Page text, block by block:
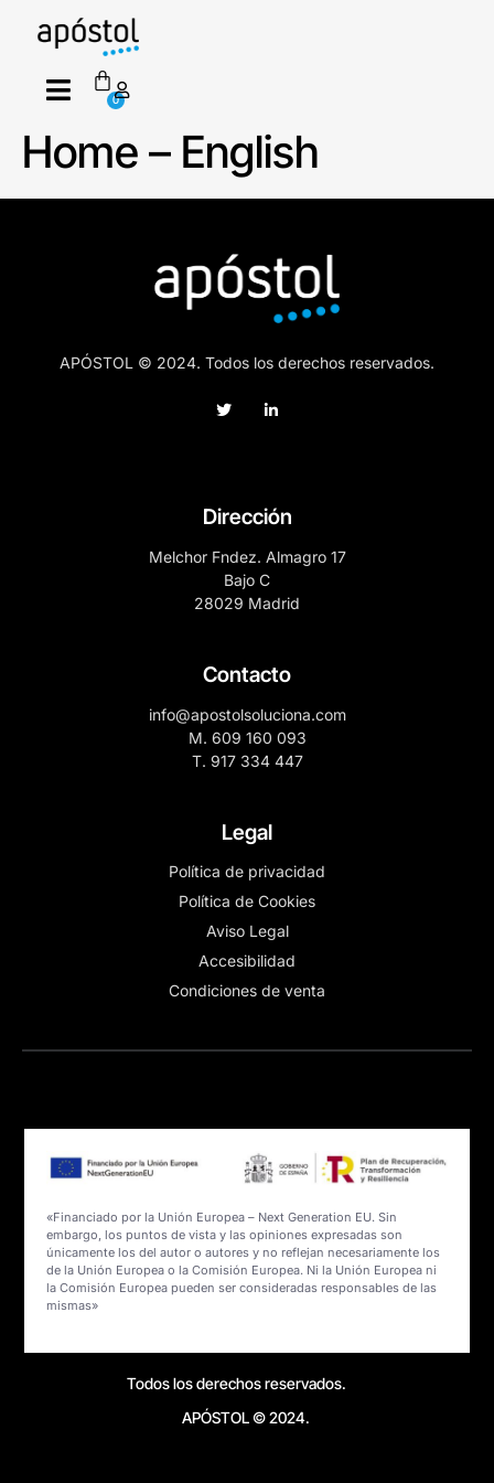
0
Home – English
APÓSTOL © 2024. Todos los derechos reservados.
Dirección
Melchor Fndez. Almagro 17
Bajo C
28029 Madrid
Contacto
info@apostolsoluciona.com
M. 609 160 093
T. 917 334 447
Legal
Política de privacidad
Política de Cookies
Aviso Legal
Accesibilidad
Condiciones de venta
«Financiado por la Unión Europea – Next Generation EU. Sin
embargo, los puntos de vista y las opiniones expresadas son
únicamente los del autor o autores y no reflejan necesariamente los
de la Unión Europea o la Comisión Europea. Ni la Unión Europea ni
la Comisión Europea pueden ser consideradas responsables de las
mismas»
APÓSTOL © 2024.
Todos los derechos reservados.